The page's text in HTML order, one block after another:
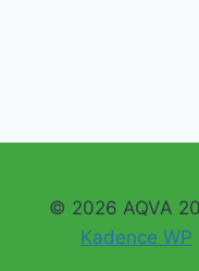
© 2026 AQVA
Kadence WP